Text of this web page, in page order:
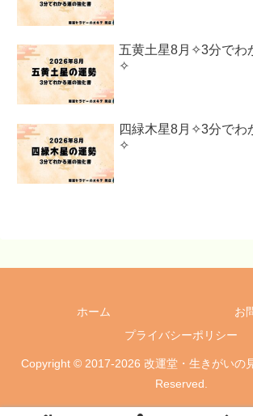
五黄土星8月✧3分でわ
✧
四緑木星8月✧3分でわ
✧
ホーム
お
プライバシーポリシー
Copyright © 2017-2026 改運堂・生きがいの
Reserved.